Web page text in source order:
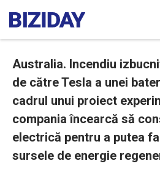
Australia. Incendiu
de către Tesla a unei
cadrul unui proiect
compania încearcă să
electrică pentru a putea
sursele de energie